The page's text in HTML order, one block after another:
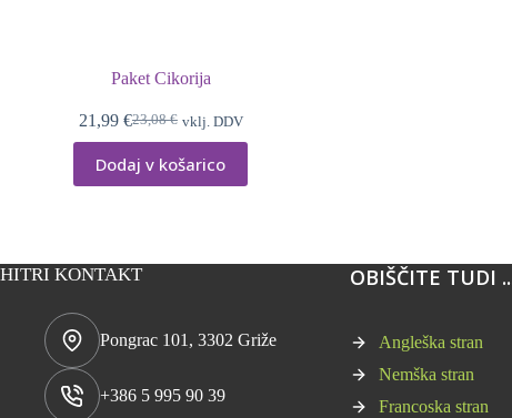
Paket Cikorija
23,08€
Izvirna
cena
je
bila:
21,99 €Trenutna
cena
je:
21,99 €.
vklj. DDV
Dodaj v košarico
HITRI KONTAKT
Pongrac 101, 3302 Griže
+386 5 995 90 39
OBIŠČITE TUDI
Angleška stran
Nemška stran
Francoska stran